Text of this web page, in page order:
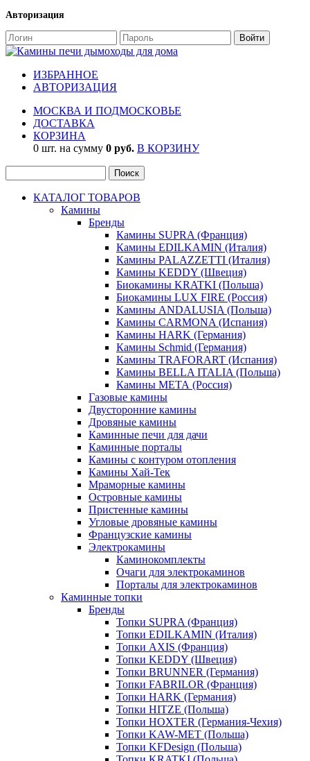
Авторизация
ИЗБРАННОЕ
АВТОРИЗАЦИЯ
МОСКВА И ПОДМОСКОВЬЕ
ДОСТАВКА
КОРЗИНА
0 шт. на сумму 0 руб. В КОРЗИНУ
КАТАЛОГ ТОВАРОВ
Камины
Бренды
Камины SUPRA (Франция)
Камины EDILKAMIN (Италия)
Камины PALAZZETTI (Италия)
Камины KEDDY (Швеция)
Биокамины KRATKI (Польша)
Биокамины LUX FIRE (Россия)
Камины ANDALUSIA (Польша)
Камины CARMONA (Испания)
Камины HARK (Германия)
Камины Schmid (Германия)
Камины TRAFORART (Испания)
Камины BELLA ITALIA (Польша)
Камины МЕТА (Россия)
Газовые камины
Двусторонние камины
Дровяные камины
Каминные печи для дачи
Каминные порталы
Камины с контуром отопления
Камины Хай-Тек
Мраморные камины
Островные камины
Пристенные камины
Угловые дровяные камины
Французские камины
Электрокамины
Каминокомплекты
Очаги для электрокаминов
Порталы для электрокаминов
Каминные топки
Бренды
Топки SUPRA (Франция)
Топки EDILKAMIN (Италия)
Топки AXIS (Франция)
Топки KEDDY (Швеция)
Топки BRUNNER (Германия)
Топки FABRILOR (Франция)
Топки HARK (Германия)
Топки HITZE (Польша)
Топки HOXTER (Германия-Чехия)
Топки KAW-MET (Польша)
Топки KFDesign (Польша)